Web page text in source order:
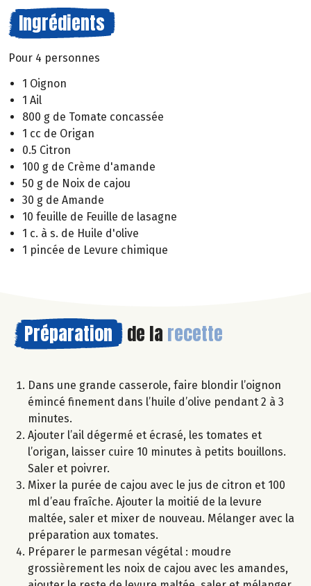
Ingrédients
Pour 4 personnes
1 Oignon
1 Ail
800 g de Tomate concassée
1 cc de Origan
0.5 Citron
100 g de Crème d'amande
50 g de Noix de cajou
30 g de Amande
10 feuille de Feuille de lasagne
1 c. à s. de Huile d'olive
1 pincée de Levure chimique
Préparation de la recette
Dans une grande casserole, faire blondir l’oignon
émincé finement dans l’huile d’olive pendant 2 à 3
minutes.
Ajouter l’ail dégermé et écrasé, les tomates et
l’origan, laisser cuire 10 minutes à petits bouillons.
Saler et poivrer.
Mixer la purée de cajou avec le jus de citron et 100
ml d’eau fraîche. Ajouter la moitié de la levure
maltée, saler et mixer de nouveau. Mélanger avec la
préparation aux tomates.
Préparer le parmesan végétal : moudre
grossièrement les noix de cajou avec les amandes,